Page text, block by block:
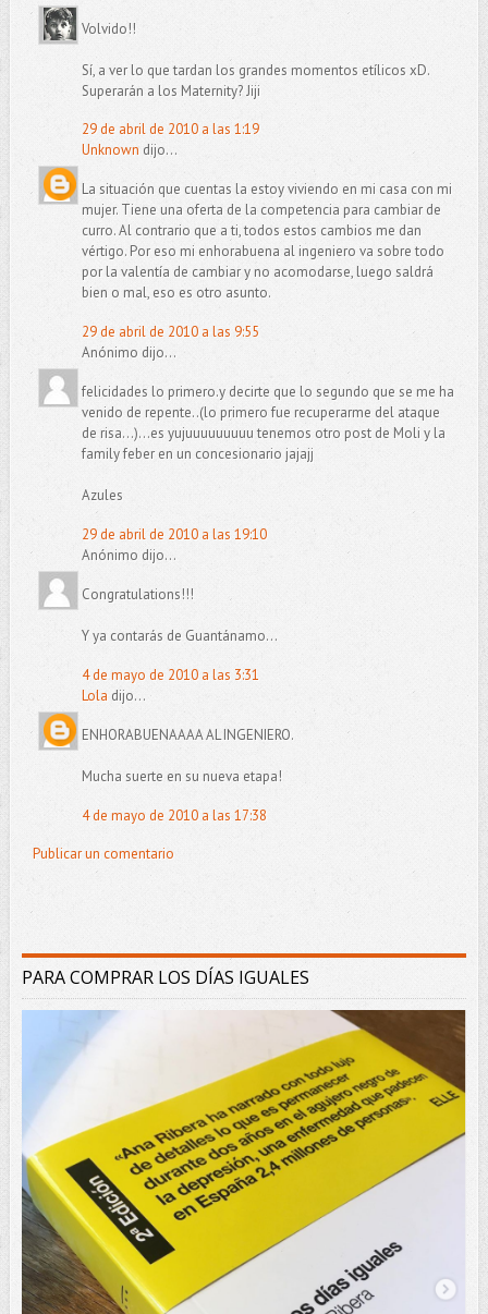
Volvido!!
Sí, a ver lo que tardan los grandes momentos etílicos xD.
Superarán a los Maternity? Jiji
29 de abril de 2010 a las 1:19
Unknown dijo...
La situación que cuentas la estoy viviendo en mi casa con mi
mujer. Tiene una oferta de la competencia para cambiar de
curro. Al contrario que a ti, todos estos cambios me dan
vértigo. Por eso mi enhorabuena al ingeniero va sobre todo
por la valentía de cambiar y no acomodarse, luego saldrá
bien o mal, eso es otro asunto.
29 de abril de 2010 a las 9:55
Anónimo dijo...
felicidades lo primero.y decirte que lo segundo que se me ha
venido de repente..(lo primero fue recuperarme del ataque
de risa...)...es yujuuuuuuuuu tenemos otro post de Moli y la
family feber en un concesionario jajajj
Azules
29 de abril de 2010 a las 19:10
Anónimo dijo...
Congratulations!!!
Y ya contarás de Guantánamo...
4 de mayo de 2010 a las 3:31
Lola dijo...
ENHORABUENAAAA AL INGENIERO.
Mucha suerte en su nueva etapa!
4 de mayo de 2010 a las 17:38
Publicar un comentario
PARA COMPRAR LOS DÍAS IGUALES